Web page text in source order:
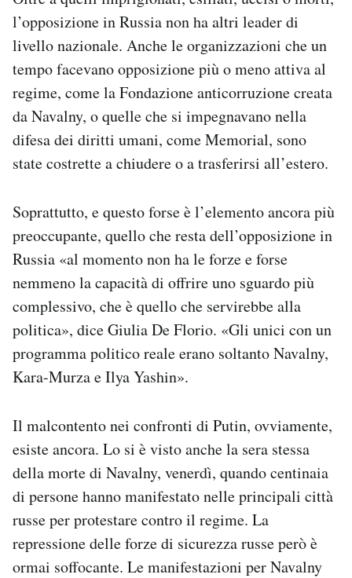
l’opposizione in Russia non ha altri leader di
livello nazionale. Anche le organizzazioni che un
tempo facevano opposizione più o meno attiva al
regime, come la Fondazione anticorruzione creata
da Navalny, o quelle che si impegnavano nella
difesa dei diritti umani, come Memorial, sono
state costrette a chiudere o a trasferirsi all’estero.
Soprattutto, e questo forse è l’elemento ancora più
preoccupante, quello che resta dell’opposizione in
Russia «al momento non ha le forze e forse
nemmeno la capacità di offrire uno sguardo più
complessivo, che è quello che servirebbe alla
politica», dice Giulia De Florio. «Gli unici con un
programma politico reale erano soltanto Navalny,
Kara-Murza e Ilya Yashin».
Il malcontento nei confronti di Putin, ovviamente,
esiste ancora. Lo si è visto anche la sera stessa
della morte di Navalny, venerdì, quando centinaia
di persone hanno manifestato nelle principali città
russe per protestare contro il regime. La
repressione delle forze di sicurezza russe però è
ormai soffocante. Le manifestazioni per Navalny